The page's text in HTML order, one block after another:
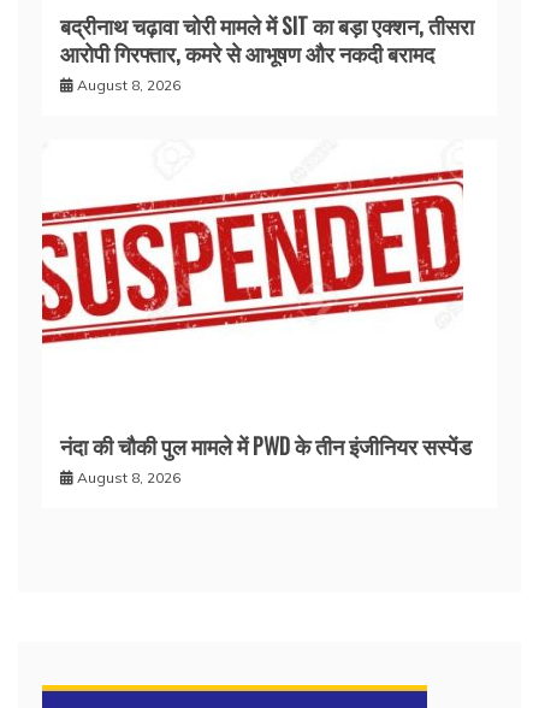
बद्रीनाथ चढ़ावा चोरी मामले में SIT का बड़ा एक्शन, तीसरा
आरोपी गिरफ्तार, कमरे से आभूषण और नकदी बरामद
August 8, 2026
नंदा की चौकी पुल मामले में PWD के तीन इंजीनियर सस्पेंड
August 8, 2026